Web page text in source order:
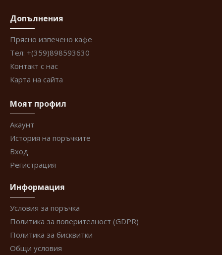
Допълнения
Прясно изпечено кафе
Тел: +(359)898593630
Контакт с нас
Карта на сайта
Моят профил
Акаунт
История на поръчките
Вход
Регистрация
Информация
Условия за поръчка
Политика за поверителност (GDPR)
Политика за бисквитки
Общи условия